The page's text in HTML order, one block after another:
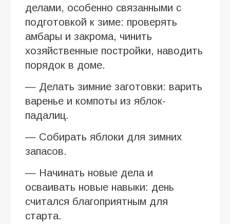
делами, особенно связанными с
подготовкой к зиме: проверять
амбары и закрома, чинить
хозяйственные постройки, наводить
порядок в доме.
— Делать зимние заготовки: варить
варенье и компоты из яблок-
падалиц.
— Собирать яблоки для зимних
запасов.
— Начинать новые дела и
осваивать новые навыки: день
считался благоприятным для
старта.